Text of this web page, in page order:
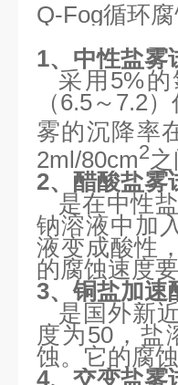
Q-Fog循环
1、中性盐雾
采用5%
（6.5～7.2
雾的沉降率
2ml/80cm2之
2、醋酸盐雾
是在中性
钠溶液中加
液变成酸性
的腐蚀速度
3、铜盐加速
是国外新
度为50，
蚀。它的腐
4、交变盐雾